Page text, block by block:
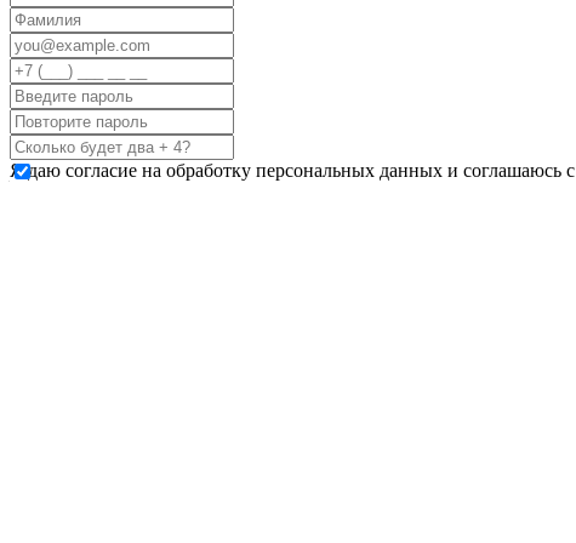
Я даю согласие на обработку персональных данных и соглашаюсь с